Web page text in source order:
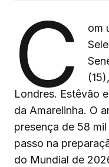
C
om
Londres. Estêvão
da Amarelinha. O
presença de 58
passo na
do Mundial de